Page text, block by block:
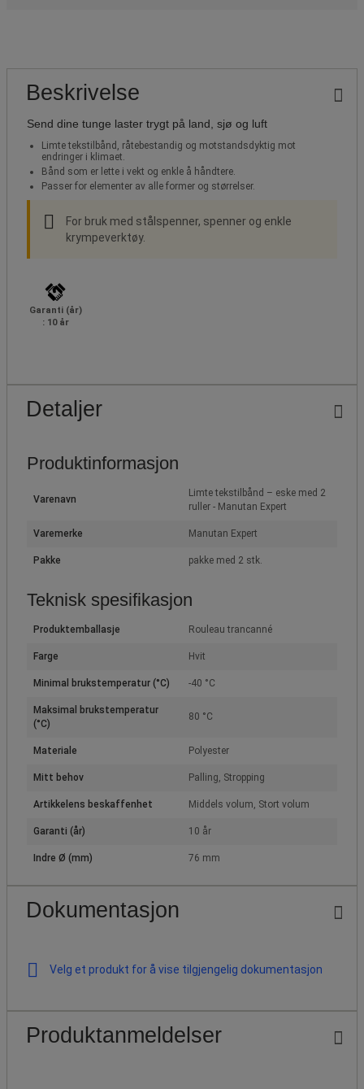
Beskrivelse
Send dine tunge laster trygt på land, sjø og luft
Limte tekstilbånd, råtebestandig og motstandsdyktig mot
endringer i klimaet.
Bånd som er lette i vekt og enkle å håndtere.
Passer for elementer av alle former og størrelser.
For bruk med stålspenner, spenner og enkle
krympeverktøy.
Garanti (år)
: 10 år
Detaljer
Produktinformasjon
Varenavn
Limte tekstilbånd – eske med 2
ruller - Manutan Expert
Varemerke Manutan Expert
Pakke pakke med 2 stk.
Teknisk spesifikasjon
Produktemballasje Rouleau trancanné
Farge Hvit
Minimal brukstemperatur (°C) -40 °C
Maksimal brukstemperatur
(°C)
80 °C
Materiale Polyester
Mitt behov Palling, Stropping
Artikkelens beskaffenhet Middels volum, Stort volum
Garanti (år) 10 år
Indre Ø (mm) 76 mm
Dokumentasjon
Velg et produkt for å vise tilgjengelig dokumentasjon
Produktanmeldelser